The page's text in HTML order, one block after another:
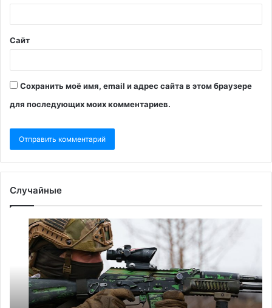
Сайт
Сохранить моё имя, email и адрес сайта в этом браузере
для последующих моих комментариев.
Случайные
Зеленский
заявил
производить
тысячи